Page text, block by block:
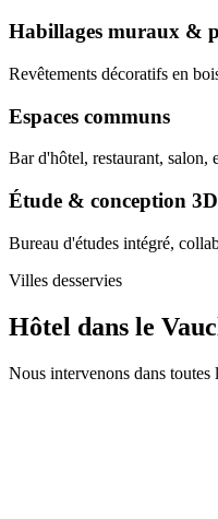
Habillages muraux &
Revêtements décoratifs en
Espaces communs
Bar d'hôtel, restaurant, salon,
Étude & conception 3D
Bureau d'études intégré,
Villes desservies
Hôtel dans le
Nous intervenons dans